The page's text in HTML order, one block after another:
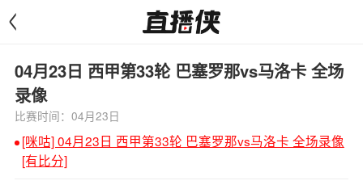
<
04月23日 西甲第33轮 巴塞罗那vs马洛卡 全场
录像
比赛时间：04月23日
[咪咕] 04月23日 西甲第33轮 巴塞罗那vs马洛卡 全场录像
[有比分]